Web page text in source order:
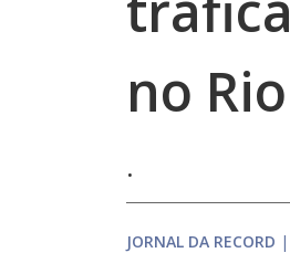
no Rio
.
JORNAL DA RECORD |